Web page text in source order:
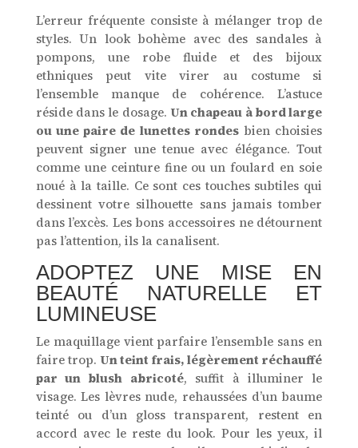
L’erreur fréquente consiste à mélanger trop de
styles. Un look bohème avec des sandales à
pompons, une robe fluide et des bijoux
ethniques peut vite virer au costume si
l’ensemble manque de cohérence. L’astuce
réside dans le dosage. Un chapeau à bord large
ou une paire de lunettes rondesbien choisies
peuvent signer une tenue avec élégance. Tout
comme une ceinture fine ou un foulard en soie
noué à la taille. Ce sont ces touches subtiles qui
dessinent votre silhouette sans jamais tomber
dans l’excès. Les bons accessoires ne détournent
pas l’attention, ils la canalisent.
ADOPTEZ UNE MISE EN
BEAUTÉ NATURELLE ET
LUMINEUSE
Le maquillage vient parfaire l’ensemble sans en
faire trop. Un teint frais, légèrement réchauffé
par un blush abricoté, suffit à illuminer le
visage. Les lèvres nude, rehaussées d’un baume
teinté ou d’un gloss transparent, restent en
accord avec le reste du look. Pour les yeux, il